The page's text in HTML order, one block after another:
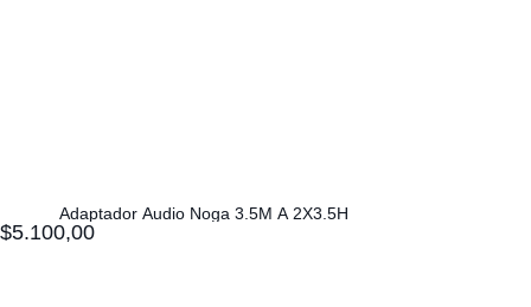
Adaptador Audio Noga 3.5M A 2X3.5H
$5.100,00